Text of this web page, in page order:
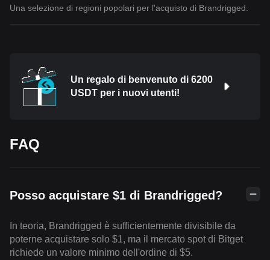
Una selezione di regioni popolari per l'acquisto di Brandrigged.
Un regalo di benvenuto di 6200
USDT per i nuovi utenti!
FAQ
Posso acquistare $1 di Brandrigged?
In teoria, Brandrigged è sufficientemente divisibile da
poterne acquistare solo $1, ma il mercato spot di Bitget
richiede un valore minimo dell'ordine di $5.